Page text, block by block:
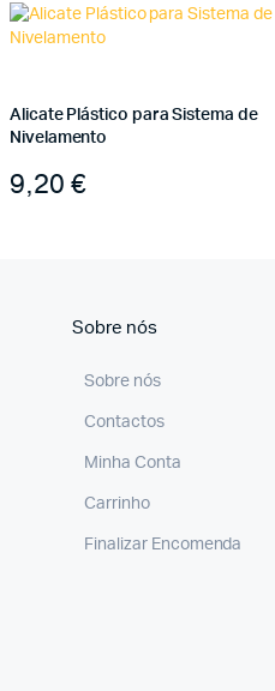
Alicate Plástico para Sistema de
Nivelamento
9,20 €
Sobre nós
Sobre nós
Contactos
Minha Conta
Carrinho
Finalizar Encomenda